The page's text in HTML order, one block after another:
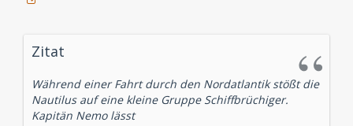
Zitat
Während einer Fahrt durch den Nordatlantik stößt die
Nautilus auf eine kleine Gruppe Schiffbrüchiger.
Kapitän Nemo lässt